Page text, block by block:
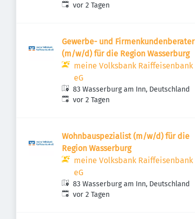
am Inn, Deutschland
Veröffentlicht:
vor 2 Tagen
Gewerbe- und Firmenkundenberater
(m/w/d) für die Region Wasserburg
meine Volksbank Raiffeisenbank
eG
83 Wasserburg am Inn, Deutschland
Veröffentlicht:
vor 2 Tagen
Wohnbauspezialist (m/w/d) für die
Region Wasserburg
meine Volksbank Raiffeisenbank
eG
83 Wasserburg am Inn, Deutschland
Veröffentlicht:
vor 2 Tagen